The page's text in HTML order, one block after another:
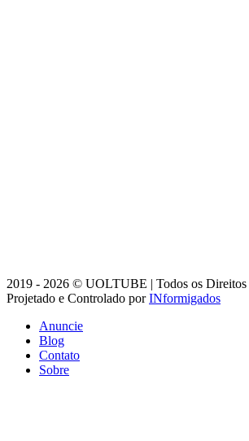
2019 - 2026 © UOLTUBE | Todos os Direitos
Projetado e Controlado porINformigados
Anuncie
Blog
Contato
Sobre